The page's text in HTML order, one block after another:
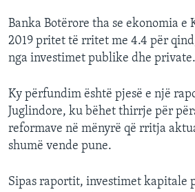
Banka Botërore tha se ekonomia e
2019 pritet të rritet me 4.4 për
nga investimet publike dhe private.
Ky përfundim është pjesë e një
Juglindore, ku bëhet thirrje për
reformave në mënyrë që rritja
shumë vende pune.
Sipas raportit, investimet kapitale